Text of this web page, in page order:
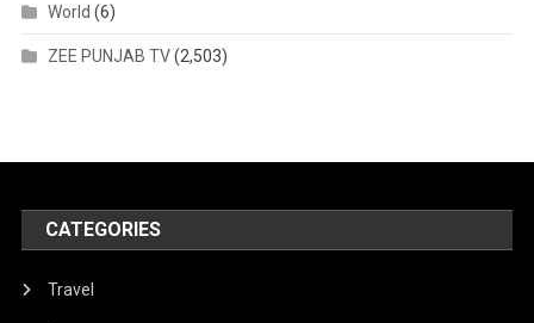
World (6)
ZEE PUNJAB TV(2,503)
CATEGORIES
Travel